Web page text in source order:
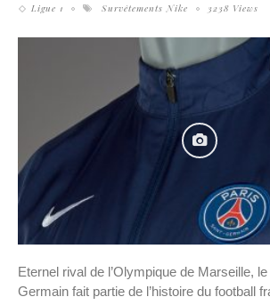
Ligue 1 Survêtements Nike 3238 Views
Eternel rival de l’Olympique de Marseille,
Germain fait partie de l’histoire du football